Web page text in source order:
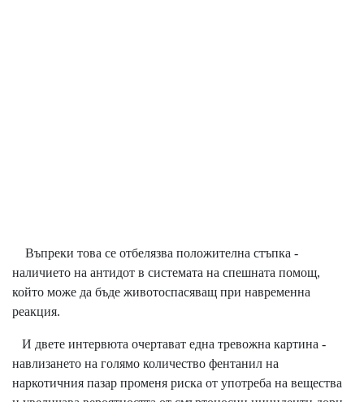
Въпреки това се отбелязва положителна стъпка -
наличието на антидот в системата на спешната помощ,
който може да бъде животоспасяващ при навременна
реакция.
И двете интервюта очертават една тревожна картина -
навлизането на голямо количество фентанил на
наркотичния пазар променя риска от употреба на вещества